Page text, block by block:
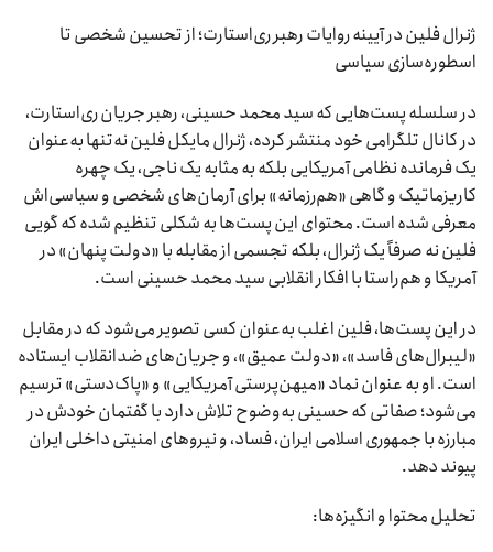
ژنرال فلین در آیینه‌ روایات رهبر ری‌استارت؛ از تحسین شخصی تا
اسطوره‌سازی سیاسی
در سلسله پست‌هایی که سید محمد حسینی، رهبر جریان ری‌استارت،
در کانال تلگرامی خود منتشر کرده، ژنرال مایکل فلین نه‌تنها به‌عنوان
یک فرمانده نظامی آمریکایی بلکه به مثابه یک ناجی، یک چهره
کاریزماتیک و گاهی «هم‌رزمانه» برای آرمان‌های شخصی و سیاسی‌اش
معرفی شده است. محتوای این پست‌ها به شکلی تنظیم شده که گویی
فلین نه صرفاً یک ژنرال، بلکه تجسمی از مقابله با «دولت پنهان» در
آمریکا و هم‌راستا با افکار انقلابی سید محمد حسینی است.
در این پست‌ها، فلین اغلب به‌عنوان کسی تصویر می‌شود که در مقابل
«لیبرال‌های فاسد»، «دولت عمیق»، و جریان‌های ضدانقلاب ایستاده
است. او به عنوان نماد «میهن‌پرستی آمریکایی» و «پاک‌دستی» ترسیم
می‌شود؛ صفاتی که حسینی به‌وضوح تلاش دارد با گفتمان خودش در
مبارزه با جمهوری اسلامی ایران، فساد، و نیروهای امنیتی داخلی ایران
پیوند دهد.
تحلیل محتوا و انگیزه‌ها: